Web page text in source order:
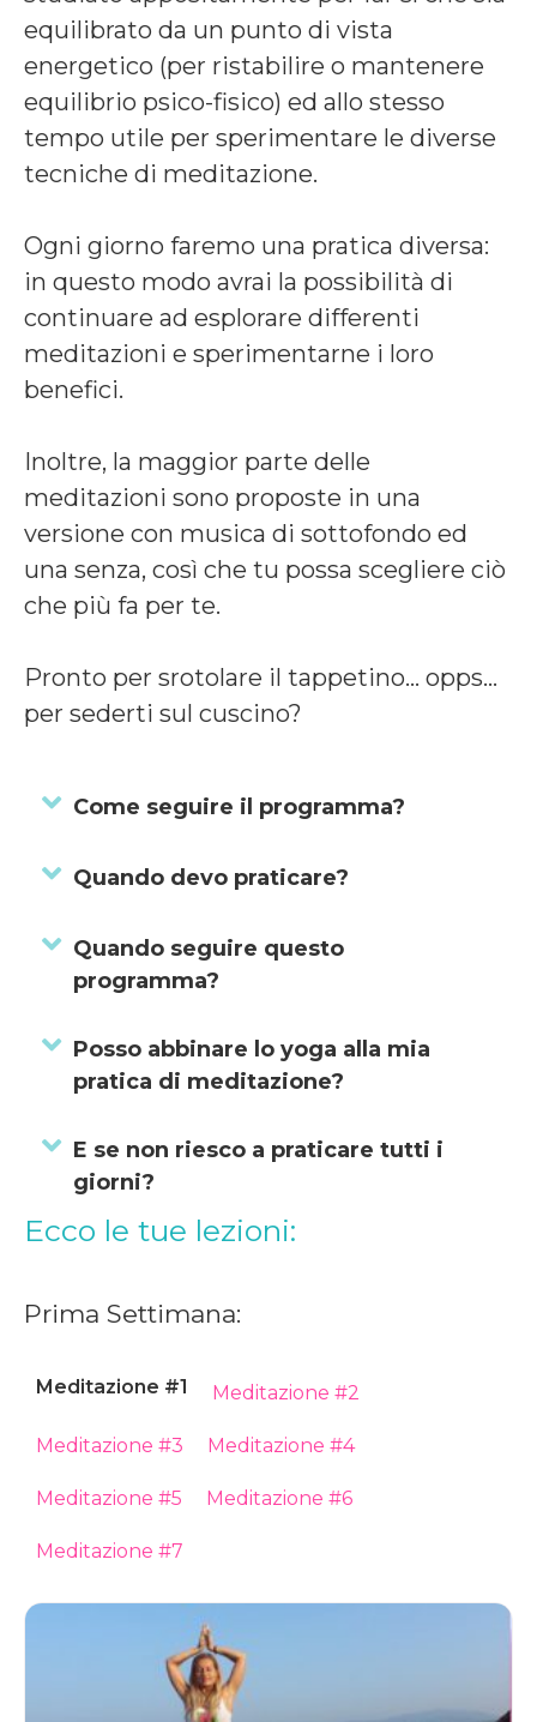
equilibrato da un punto di vista
energetico (per ristabilire o mantenere
equilibrio psico-fisico) ed allo stesso
tempo utile per sperimentare le diverse
tecniche di meditazione.
Ogni giorno faremo una pratica diversa:
in questo modo avrai la possibilità di
continuare ad esplorare differenti
meditazioni e sperimentarne i loro
benefici.
Inoltre, la maggior parte delle
meditazioni sono proposte in una
versione con musica di sottofondo ed
una senza, così che tu possa scegliere ciò
che più fa per te.
Pronto per srotolare il tappetino… opps…
per sederti sul cuscino?
Espandi
Come seguire il programma?
Espandi
Quando devo praticare?
Espandi
Quando seguire questo
programma?
Espandi
Posso abbinare lo yoga alla mia
pratica di meditazione?
Espandi
E se non riesco a praticare tutti i
giorni?
Ecco le tue lezioni:
Prima Settimana:
Meditazione #1 Meditazione #2
Meditazione #3 Meditazione #4
Meditazione #5 Meditazione #6
Meditazione #7